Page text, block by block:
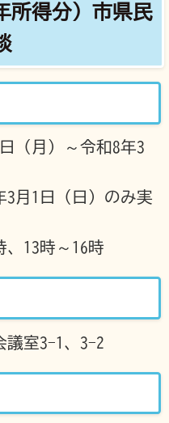
所得分）市県民
（月）～令和8年3
月1日（日）のみ実
、13時～16時
議室3-1、3-2